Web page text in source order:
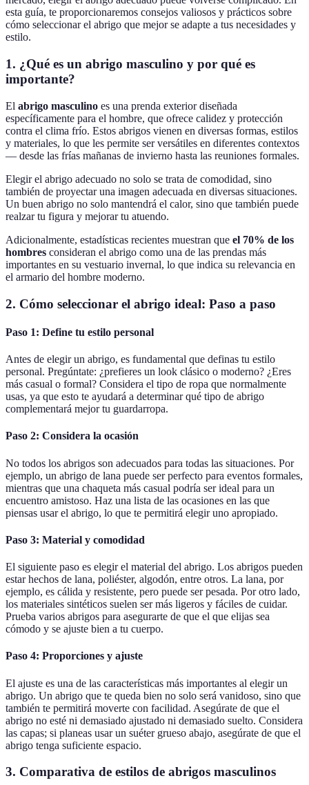
esta guía, te proporcionaremos consejos valiosos y prácticos sobre
cómo seleccionar el abrigo que mejor se adapte a tus necesidades y
estilo.
1. ¿Qué es un abrigo masculino y por qué es
importante?
El abrigo masculino es una prenda exterior diseñada
específicamente para el hombre, que ofrece calidez y protección
contra el clima frío. Estos abrigos vienen en diversas formas, estilos
y materiales, lo que les permite ser versátiles en diferentes contextos
— desde las frías mañanas de invierno hasta las reuniones formales.
Elegir el abrigo adecuado no solo se trata de comodidad, sino
también de proyectar una imagen adecuada en diversas situaciones.
Un buen abrigo no solo mantendrá el calor, sino que también puede
realzar tu figura y mejorar tu atuendo.
Adicionalmente, estadísticas recientes muestran que el 70% de los
hombres consideran el abrigo como una de las prendas más
importantes en su vestuario invernal, lo que indica su relevancia en
el armario del hombre moderno.
2. Cómo seleccionar el abrigo ideal: Paso a paso
Paso 1: Define tu estilo personal
Antes de elegir un abrigo, es fundamental que definas tu estilo
personal. Pregúntate: ¿prefieres un look clásico o moderno? ¿Eres
más casual o formal? Considera el tipo de ropa que normalmente
usas, ya que esto te ayudará a determinar qué tipo de abrigo
complementará mejor tu guardarropa.
Paso 2: Considera la ocasión
No todos los abrigos son adecuados para todas las situaciones. Por
ejemplo, un abrigo de lana puede ser perfecto para eventos formales,
mientras que una chaqueta más casual podría ser ideal para un
encuentro amistoso. Haz una lista de las ocasiones en las que
piensas usar el abrigo, lo que te permitirá elegir uno apropiado.
Paso 3: Material y comodidad
El siguiente paso es elegir el material del abrigo. Los abrigos pueden
estar hechos de lana, poliéster, algodón, entre otros. La lana, por
ejemplo, es cálida y resistente, pero puede ser pesada. Por otro lado,
los materiales sintéticos suelen ser más ligeros y fáciles de cuidar.
Prueba varios abrigos para asegurarte de que el que elijas sea
cómodo y se ajuste bien a tu cuerpo.
Paso 4: Proporciones y ajuste
El ajuste es una de las características más importantes al elegir un
abrigo. Un abrigo que te queda bien no solo será vanidoso, sino que
también te permitirá moverte con facilidad. Asegúrate de que el
abrigo no esté ni demasiado ajustado ni demasiado suelto. Considera
las capas; si planeas usar un suéter grueso abajo, asegúrate de que el
abrigo tenga suficiente espacio.
3. Comparativa de estilos de abrigos masculinos